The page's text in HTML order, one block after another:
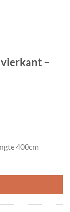
vierkant –
400cm